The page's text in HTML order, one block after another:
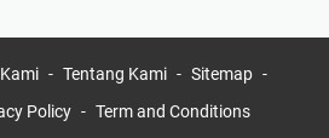
Tentang Kami
Sitemap
Policy Term and Conditions